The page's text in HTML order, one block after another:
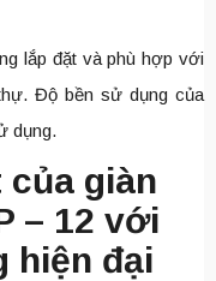
lắp đặt và phù hợp với
Độ bền sử dụng của
dụng.
giàn
– 12 với
hiện đại